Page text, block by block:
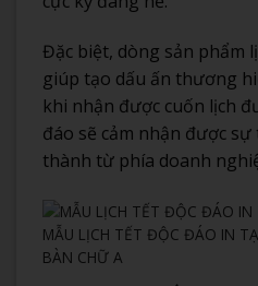
Đặc biệt, dòng sản phẩm
giúp tạo dấu ấn thương
khi nhận được cuốn lịch
đáo sẽ cảm nhận được
thành từ phía doanh
MẪU LỊCH TẾT ĐỘC ĐÁO IN
BÀN CHỮ A